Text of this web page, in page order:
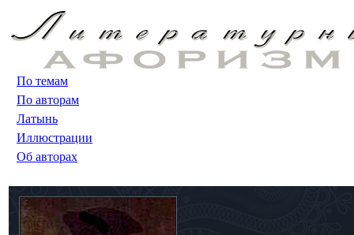
По темам
По авторам
Латынь
Иллюстрации
Об авторах